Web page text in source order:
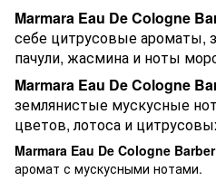
Marmara Eau De Cologne
себе цитрусовые ароматы,
пачули, жасмина и ноты
Marmara Eau De Cologne
землянистые мускусные
цветов, лотоса и
Marmara Eau De Cologne
аромат с мускусными нотами.